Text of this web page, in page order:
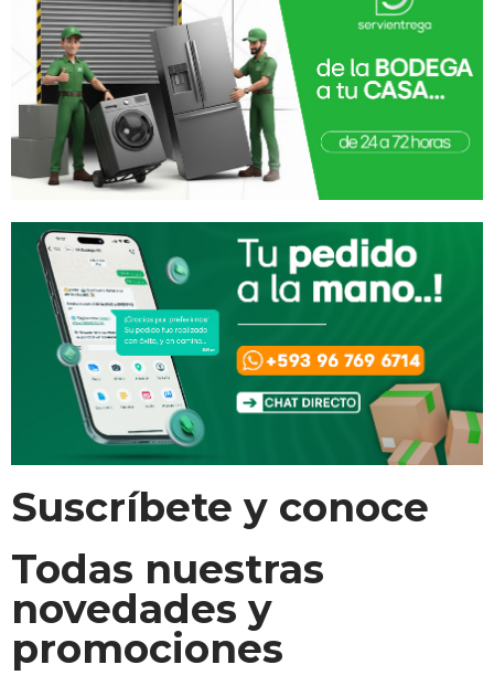
Suscríbete y conoce
Todas nuestras
novedades y
promociones